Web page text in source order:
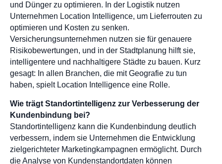
und Dünger zu optimieren. In der Logistik nutzen
Unternehmen Location Intelligence, um Lieferrouten zu
optimieren und Kosten zu senken.
Versicherungsunternehmen nutzen sie für genauere
Risikobewertungen, und in der Stadtplanung hilft sie,
intelligentere und nachhaltigere Städte zu bauen. Kurz
gesagt: In allen Branchen, die mit Geografie zu tun
haben, spielt Location Intelligence eine Rolle.
Wie trägt Standortintelligenz zur Verbesserung der
Kundenbindung bei?
Standortintelligenz kann die Kundenbindung deutlich
verbessern, indem sie Unternehmen die Entwicklung
zielgerichteter Marketingkampagnen ermöglicht. Durch
die Analyse von Kundenstandortdaten können